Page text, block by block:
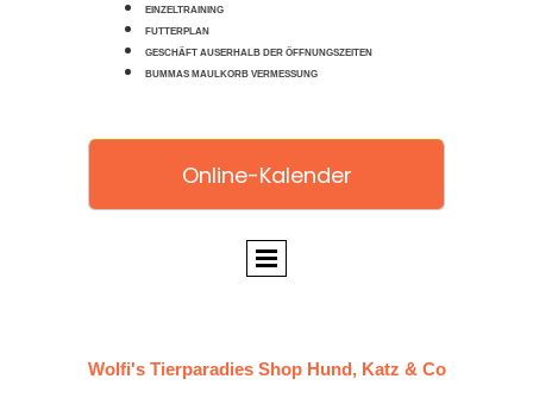
EINZELTRAINING
FUTTERPLAN
GESCHÄFT AUSERHALB DER ÖFFNUNGSZEITEN
BUMMAS MAULKORB VERMESSUNG
Online-Kalender
Wolfi's Tierparadies Shop Hund, Katz & Co